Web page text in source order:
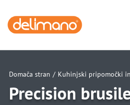
Domača stran / Kuhinjski pripomočki
Precision